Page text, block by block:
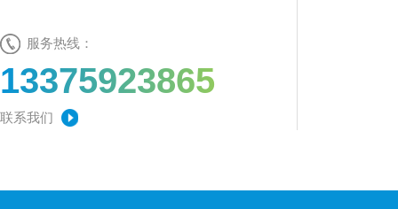
服务热线：
13375923865
联系我们